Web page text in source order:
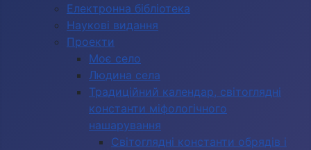
Електронна бібліотека
Наукові видання
Проекти
Моє село
Людина села
Традиційний календар, світоглядні
константи міфологічного
нашарування
Світоглядні константи обрядів і